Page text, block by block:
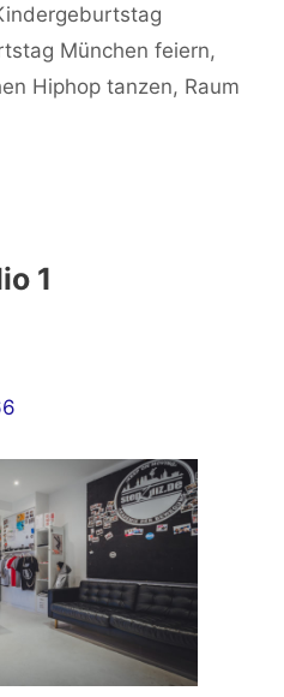
München feiern,
Hiphop tanzen, Raum
1